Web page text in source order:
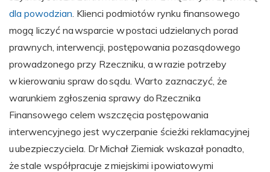
dla powodzian . Klienci podmiotów rynku finansowego
mogą liczyć na wsparcie w postaci udzielanych porad
prawnych, interwencji, postępowania pozasądowego
prowadzonego przy Rzeczniku, a w razie potrzeby
w kierowaniu spraw do sądu. Warto zaznaczyć, że
warunkiem zgłoszenia sprawy do Rzecznika
Finansowego celem wszczęcia postępowania
interwencyjnego jest wyczerpanie ścieżki reklamacyjnej
u ubezpieczyciela. Dr Michał Ziemiak wskazał ponadto,
że stale współpracuje z miejskimi i powiatowymi